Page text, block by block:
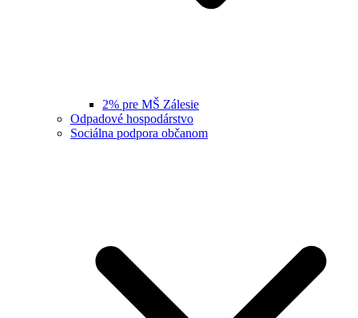
2% pre MŠ Zálesie
Odpadové hospodárstvo
Sociálna podpora občanom